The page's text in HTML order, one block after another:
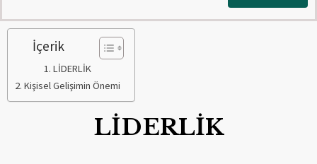
İçerik
LİDERLİK
Kişisel Gelişimin Önemi
LİDERLİK